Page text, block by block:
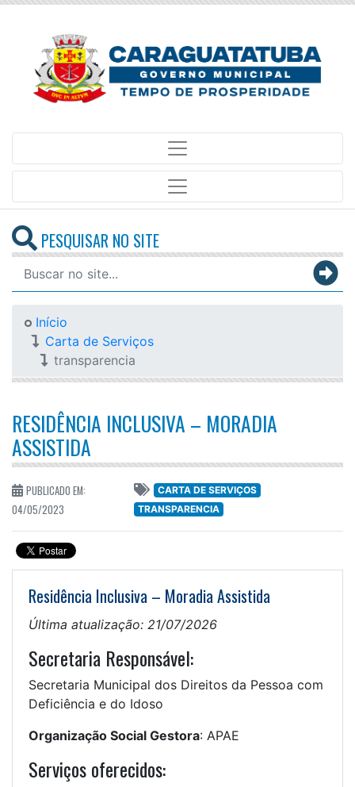
PESQUISAR NO SITE
Início
Carta de Serviços
transparencia
RESIDÊNCIA INCLUSIVA – MORADIA
ASSISTIDA
PUBLICADO EM:
04/05/2023
CARTA DE SERVIÇOS
TRANSPARENCIA
Residência Inclusiva – Moradia Assistida
Última atualização: 21/07/2026
Secretaria Responsável:
Secretaria Municipal dos Direitos da Pessoa com
Deficiência e do Idoso
Organização Social Gestora: APAE
Serviços oferecidos: